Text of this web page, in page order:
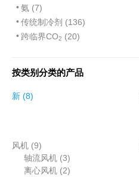
氨 (7)
传统制冷剂 (136)
跨临界CO2 (20)
按类别分类的产品
新 88
风机 99
个
产
轴流风机 33
个
离心风机 22